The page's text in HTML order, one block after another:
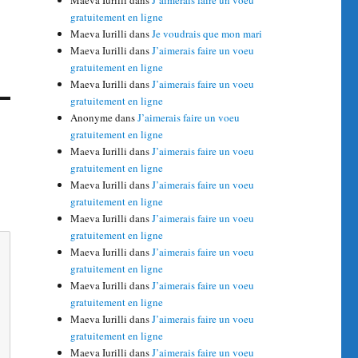
gratuitement en ligne
Maeva Iurilli dansJe voudrais que mon mari
Maeva Iurilli dansJ’aimerais faire un voeu
gratuitement en ligne
Maeva Iurilli dansJ’aimerais faire un voeu
gratuitement en ligne
AnonymedansJ’aimerais faire un voeu
gratuitement en ligne
Maeva Iurilli dansJ’aimerais faire un voeu
gratuitement en ligne
Maeva Iurilli dansJ’aimerais faire un voeu
gratuitement en ligne
Maeva Iurilli dansJ’aimerais faire un voeu
gratuitement en ligne
Maeva Iurilli dansJ’aimerais faire un voeu
gratuitement en ligne
Maeva Iurilli dansJ’aimerais faire un voeu
gratuitement en ligne
Maeva Iurilli dansJ’aimerais faire un voeu
gratuitement en ligne
Maeva Iurilli dansJ’aimerais faire un voeu